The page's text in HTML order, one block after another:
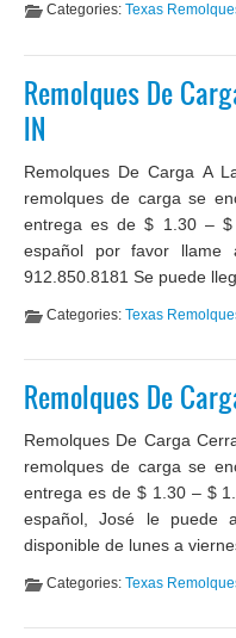
Categories: Texas
Remolques De
IN
Remolques De Carga A
remolques de carga se
entrega es de $ 1.30 –
español por favor llame
912.850.8181 Se puede
Categories: Texas
Remolques De
Remolques De Carga
remolques de carga se
entrega es de $ 1.30 – $
español, José le puede
disponible de lunes a
Categories: Texas